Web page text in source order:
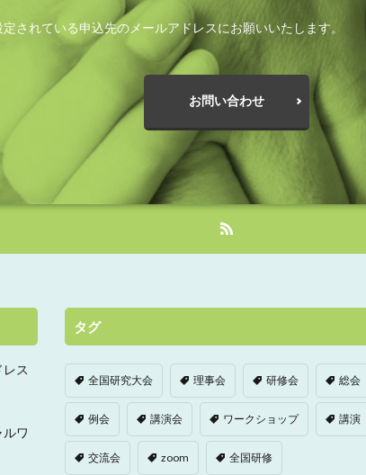
されている申込先のメールアドレスにお願いいたします。
お問い合わせ
ス
ワ
タグ
全国研究大会 理事会 研修会 総会
例会 講演会 ワークショップ 講演
交流会 zoom 全国研修